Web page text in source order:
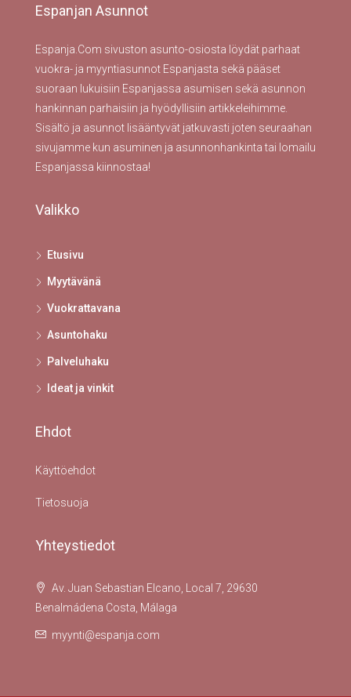
Espanjan Asunnot
Espanja.Com sivuston asunto-osiosta löydät parhaat
vuokra- ja myyntiasunnot Espanjasta sekä pääset
suoraan lukuisiin Espanjassa asumisen sekä asunnon
hankinnan parhaisiin ja hyödyllisiin artikkeleihimme.
Sisältö ja asunnot lisääntyvät jatkuvasti joten seuraahan
sivujamme kun asuminen ja asunnonhankinta tai lomailu
Espanjassa kiinnostaa!
Valikko
Etusivu
Myytävänä
Vuokrattavana
Asuntohaku
Palveluhaku
Ideat ja vinkit
Ehdot
Käyttöehdot
Tietosuoja
Yhteystiedot
Av. Juan Sebastian Elcano, Local 7, 29630
Benalmádena Costa, Málaga
myynti@espanja.com